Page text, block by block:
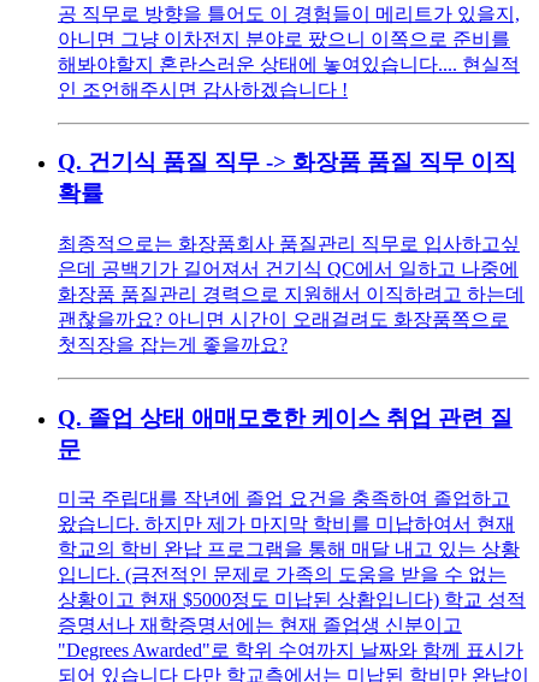
공 직무로 방향을 틀어도 이 경험들이 메리트가 있을지,
아니면 그냥 이차전지 분야로 팠으니 이쪽으로 준비를
해봐야할지 혼란스러운 상태에 놓여있습니다.... 현실적
인 조언해주시면 감사하겠습니다 !
Q. 건기식 품질 직무 -> 화장품 품질 직무 이직
확률
최종적으로는 화장품회사 품질관리 직무로 입사하고싶
은데 공백기가 길어져서 건기식 QC에서 일하고 나중에
화장품 품질관리 경력으로 지원해서 이직하려고 하는데
괜찮을까요? 아니면 시간이 오래걸려도 화장품쪽으로
첫직장을 잡는게 좋을까요?
Q. 졸업 상태 애매모호한 케이스 취업 관련 질
문
미국 주립대를 작년에 졸업 요건을 충족하여 졸업하고
왔습니다. 하지만 제가 마지막 학비를 미납하여서 현재
학교의 학비 완납 프로그램을 통해 매달 내고 있는 상황
입니다. (금전적인 문제로 가족의 도움을 받을 수 없는
상황이고 현재 $5000정도 미납된 상홥입니다) 학교 성적
증명서나 재학증명서에는 현재 졸업생 신분이고
"Degrees Awarded"로 학위 수여까지 날짜와 함께 표시가
되어 있습니다 다만 학교측에서는 미납된 학비만 완납이